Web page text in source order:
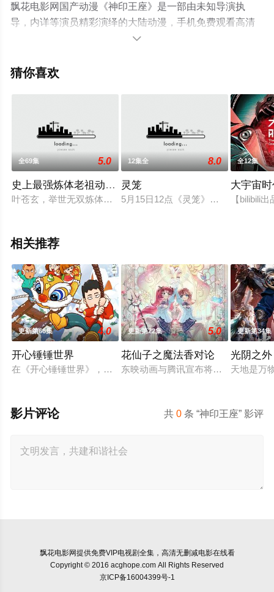
飘花电影网国产动漫《神印王座》是一部由未知导演执
导，内详等演员精彩演绎的大陆动漫，手机免费观看高清
未删减完整版动漫全集就上飘花影院，更多相关信息可移

猜你喜欢
全69集 5.0
史上最强炼体老祖动态漫画
叶苍玄，举世无双炼体老祖，向诸神发起挑战。然而只差最后
12集全 8.0
灵笼
5月15日12点《灵笼》特别篇将上线
全12集
大宇宙
【bilibili
相关推荐
更新第66集 4.0
开心锤锤世界
在《开心锤锤世界》，生活着乐观善良的少年锤锤和他性格各
更新第22集 5.0
花仙子之魔法香对论
东映动画与腾讯宣布将联手打造『花
更新第34集
光阴之外
天地是万
共0 条 “神印王座” 影评
影片评论
飘花电影网提供免费VIP电视剧全集，高清无删减电影在线看
Copyright © 2016 acghope.com All Rights Reserved
京ICP备16004399号-1